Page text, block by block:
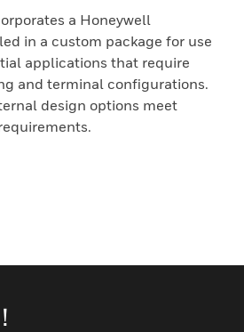
a Honeywell
in a custom package for use
applications that require
and terminal configurations.
design options meet